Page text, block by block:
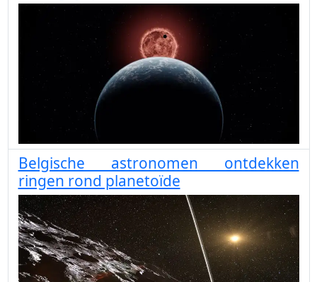
Belgische astronomen ontdekken
ringen rond planetoïde